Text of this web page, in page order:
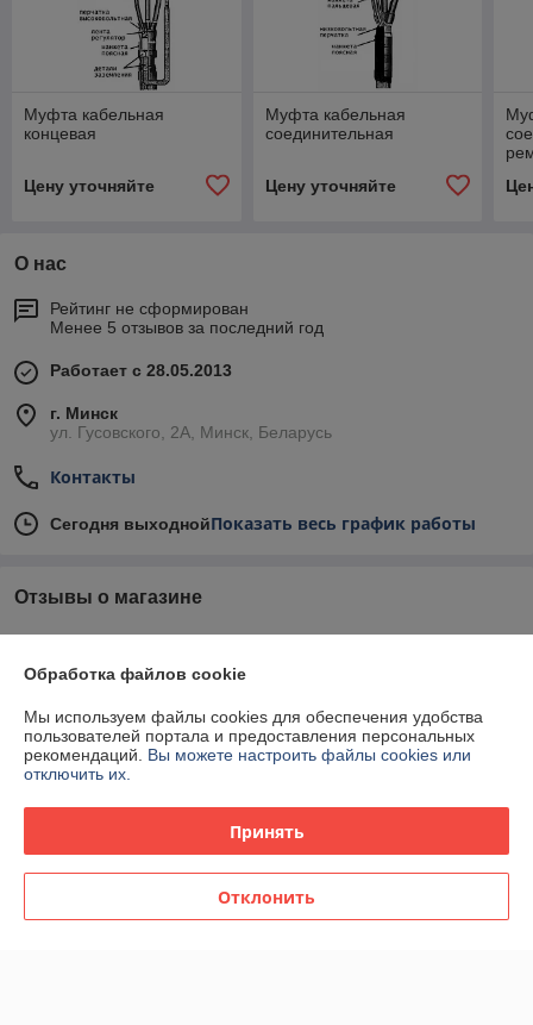
Муфта кабельная
концевая
Цену уточняйте
Муфта кабельная
соединительная
Цену уточняйте
О нас
Рейтинг не сформирован
Менее 5 отзывов за последний год
Работает с 28.05.2013
г. Минск
ул. Гусовского, 2А, Минск, Беларусь
Контакты
Сегодня выходнойПоказать весь график работы
Отзывы о магазине
О нас
Контакты
График работы
Обработка файлов cookie
Мы используем файлы cookies для обеспечения удобства
пользователей портала и предоставления персональных
рекомендаций. Вы можете настроить файлы cookies или
отключить их.
Принять
Отклонить